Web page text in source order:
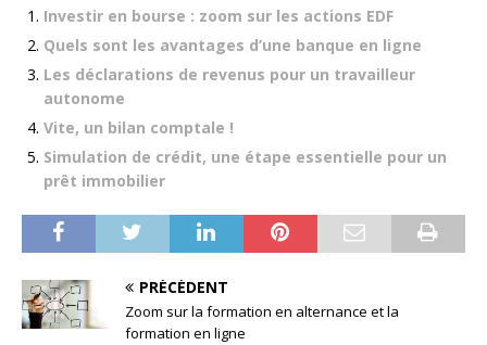
Investir en bourse : zoom sur les actions EDF
Quels sont les avantages d’une banque en ligne
Les déclarations de revenus pour un travailleur
autonome
Vite, un bilan comptale !
Simulation de crédit, une étape essentielle pour un
prêt immobilier
PRÉCÉDENT
Zoom sur la formation en alternance et la
formation en ligne